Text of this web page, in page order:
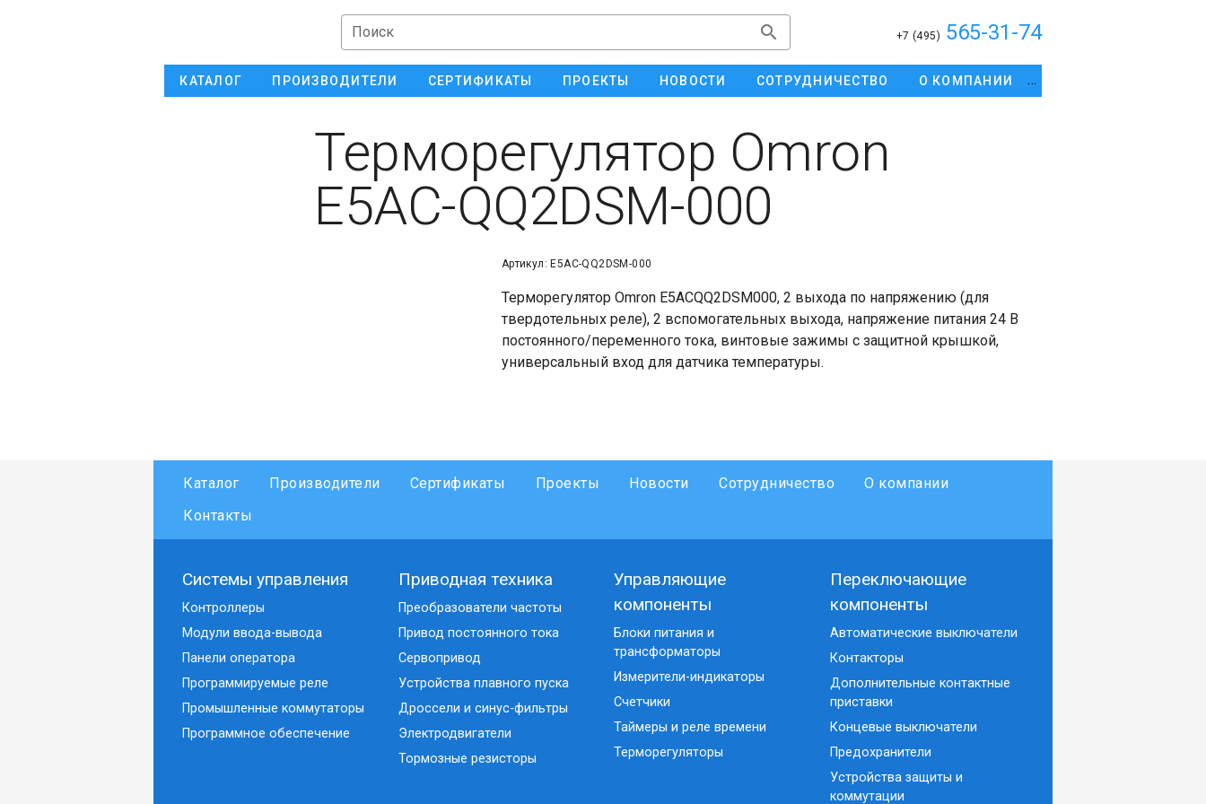
Поиск +7 (495) 565-31-74
КАТАЛОГ ПРОИЗВОДИТЕЛИ СЕРТИФИКАТЫ ПРОЕКТЫ НОВОСТИ СОТРУДНИЧЕСТВО О КОМПАНИИ
Терморегулятор Omron
E5AC-QQ2DSM-000
Артикул: E5AC-QQ2DSM-000
Терморегулятор Omron E5ACQQ2DSM000, 2 выхода по напряжению (для
твердотельных реле), 2 вспомогательных выхода, напряжение питания 24 В
постоянного/переменного тока, винтовые зажимы с защитной крышкой,
универсальный вход для датчика температуры.
Каталог Производители Сертификаты Проекты Новости Сотрудничество
О компании
Контакты
Системы управления
Контроллеры
Модули ввода-вывода
Панели оператора
Программируемые реле
Промышленные коммутаторы
Программное обеспечение
Приводная техника
Преобразователи частоты
Привод постоянного тока
Сервопривод
Устройства плавного пуска
Дроссели и синус-фильтры
Электродвигатели
Тормозные резисторы
Управляющие
компоненты
Блоки питания и
трансформаторы
Измерители-индикаторы
Счетчики
Таймеры и реле времени
Терморегуляторы
Переключающие
компоненты
Автоматические выключатели
Контакторы
Дополнительные контактные
приставки
Концевые выключатели
Предохранители
Устройства защиты и
коммутации